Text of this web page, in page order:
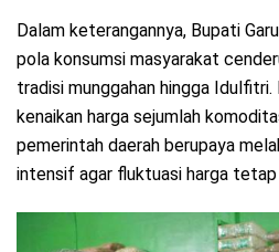
Dalam keterangannya, Bupati
pola konsumsi masyarakat
tradisi munggahan hingga
kenaikan harga sejumlah
pemerintah daerah berupaya
intensif agar fluktuasi harga tetap